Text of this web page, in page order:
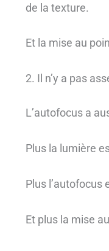
de la texture.
Et la mise au
2. Il n’y a pas
L’autofocus a
Plus la lumière
Plus l’autofocus
Et plus la mise